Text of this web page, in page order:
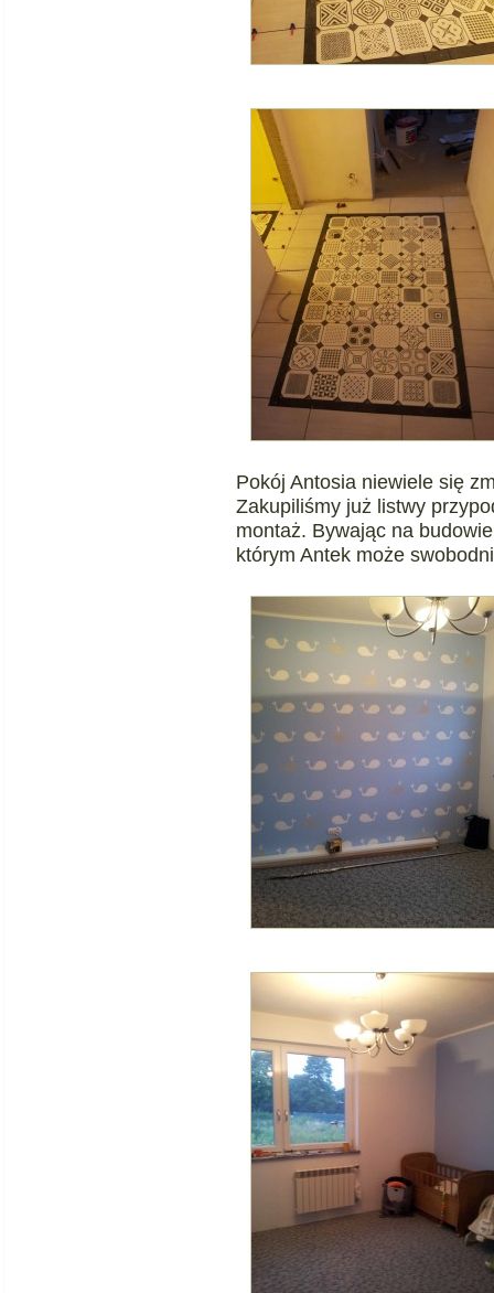
Pokój Antosia niewiele się
Zakupiliśmy już listwy
montaż. Bywając na
którym Antek może